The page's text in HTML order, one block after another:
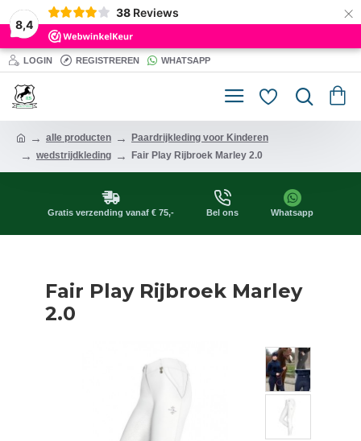
8,4
38 Reviews ×
LOGIN REGISTREREN WHATSAPP
alle producten
Paardrijkleding voor Kinderen
wedstrijdkleding
Fair Play Rijbroek Marley 2.0
Gratis verzending vanaf € 75,- Bel ons Whatsapp
Fair Play Rijbroek Marley
2.0